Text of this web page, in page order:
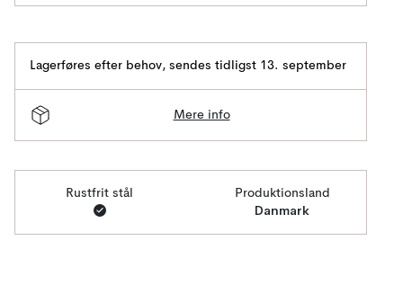
Lagerføres efter behov, sendes tidligst 13. september
Mere info
Rustfrit stål Produktionsland
Danmark